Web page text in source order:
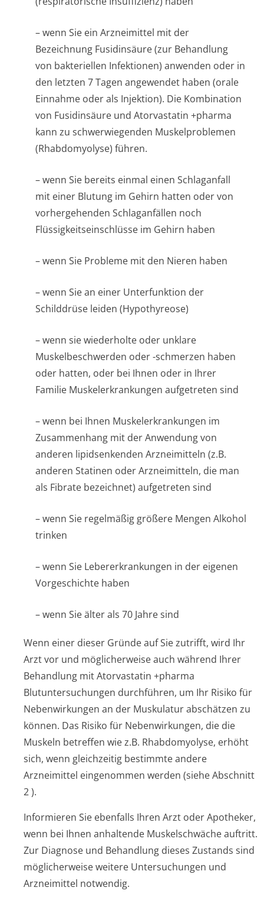
– wenn Sie ein Arzneimittel mit der
Bezeichnung Fusidinsäure (zur Behandlung
von bakteriellen Infektionen) anwenden oder in
den letzten 7 Tagen angewendet haben (orale
Einnahme oder als Injektion). Die Kombination
von Fusidinsäure und Atorvastatin +pharma
kann zu schwerwiegenden Muskelproblemen
(Rhabdomyolyse) führen.
– wenn Sie bereits einmal einen Schlaganfall
mit einer Blutung im Gehirn hatten oder von
vorhergehenden Schlaganfällen noch
Flüssigkeitse­inschlüsse im Gehirn haben
– wenn Sie Probleme mit den Nieren haben
– wenn Sie an einer Unterfunktion der
Schilddrüse leiden (Hypothyreose)
– wenn sie wiederholte oder unklare
Muskelbeschwerden oder -schmerzen haben
oder hatten, oder bei Ihnen oder in Ihrer
Familie Muskelerkrankungen aufgetreten sind
– wenn bei Ihnen Muskelerkrankungen im
Zusammenhang mit der Anwendung von
anderen lipidsenkenden Arzneimitteln (z.B.
anderen Statinen oder Arzneimitteln, die man
als Fibrate bezeichnet) aufgetreten sind
– wenn Sie regelmäßig größere Mengen Alkohol
trinken
– wenn Sie Lebererkrankungen in der eigenen
Vorgeschichte haben
– wenn Sie älter als 70 Jahre sind
Wenn einer dieser Gründe auf Sie zutrifft, wird Ihr
Arzt vor und möglicherweise auch während Ihrer
Behandlung mit Atorvastatin +pharma
Blutuntersuchungen durchführen, um Ihr Risiko für
Nebenwirkungen an der Muskulatur abschätzen zu
können. Das Risiko für Nebenwirkungen, die die
Muskeln betreffen wie z.B. Rhabdomyolyse, erhöht
sich, wenn gleichzeitig bestimmte andere
Arzneimittel eingenommen werden (siehe Abschnitt
2).
Informieren Sie ebenfalls Ihren Arzt oder Apotheker,
wenn bei Ihnen anhaltende Muskelschwäche auftritt.
Zur Diagnose und Behandlung dieses Zustands sind
möglicherweise weitere Untersuchungen und
Arzneimittel notwendig.